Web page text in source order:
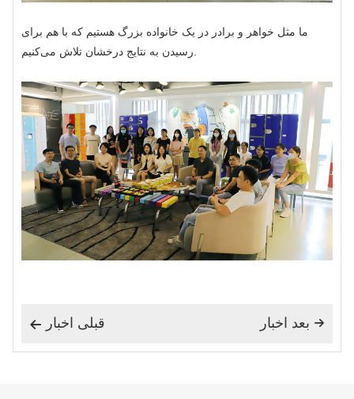
ما مثل خواهر و برادر در یک خانواده بزرگ هستیم که با هم برای
رسیدن به نتایج درخشان تلاش می‌کنیم.
 قبلی اخبار  بعد اخبار